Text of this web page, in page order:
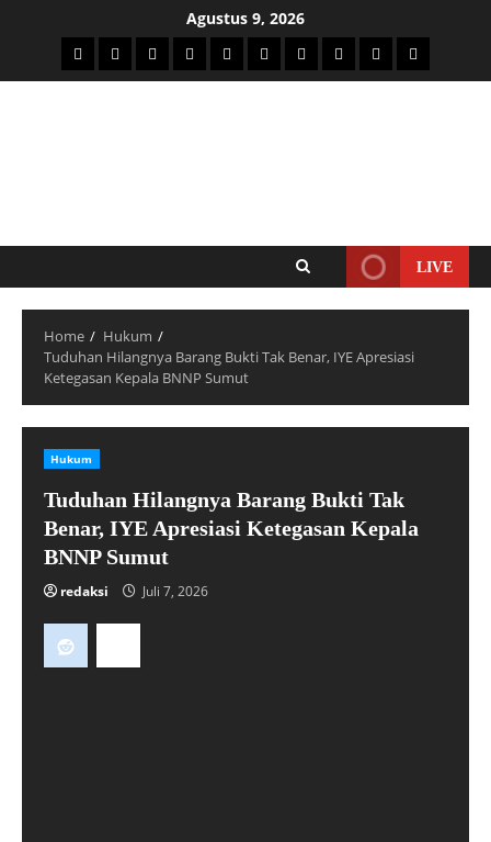
Agustus 9, 2026
LIVE
Home
Hukum
Tuduhan Hilangnya Barang Bukti Tak Benar, IYE Apresiasi
Ketegasan Kepala BNNP Sumut
Hukum
Tuduhan Hilangnya Barang Bukti Tak
Benar, IYE Apresiasi Ketegasan Kepala
BNNP Sumut
redaksi Juli 7, 2026